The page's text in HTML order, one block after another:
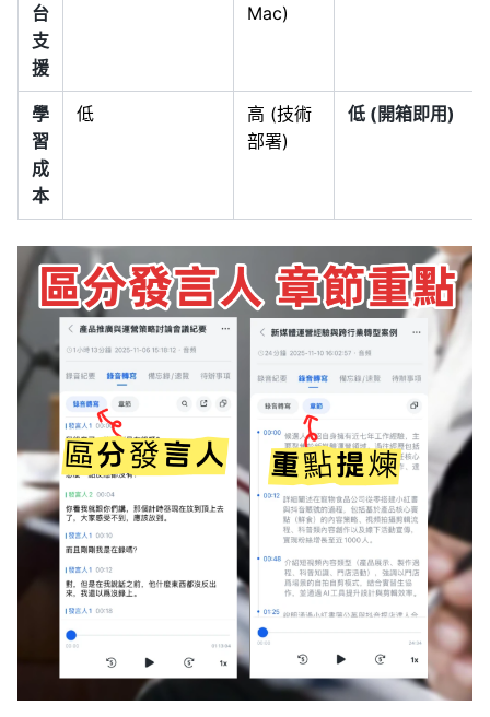
台
支
援
Mac)
學
習
成
本
低
高 (技術
部署)
低 (開箱即用)